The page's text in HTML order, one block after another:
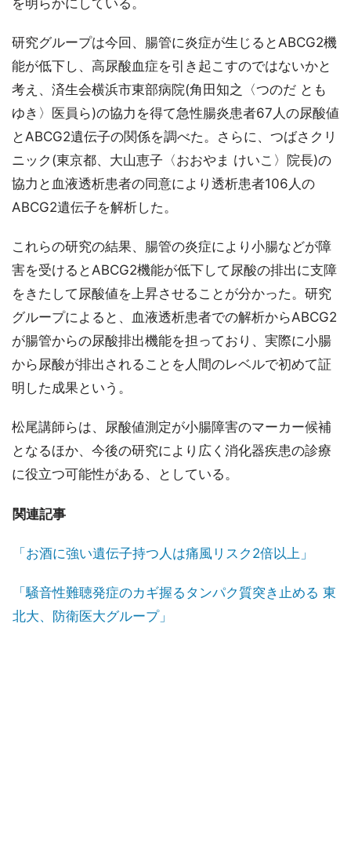
を明らかにしている。
研究グループは今回、腸管に炎症が生じるとABCG2機
能が低下し、高尿酸血症を引き起こすのではないかと
考え、済生会横浜市東部病院(角田知之〈つのだ とも
ゆき〉医員ら)の協力を得て急性腸炎患者67人の尿酸値
とABCG2遺伝子の関係を調べた。さらに、つばさクリ
ニック(東京都、大山恵子〈おおやま けいこ〉院長)の
協力と血液透析患者の同意により透析患者106人の
ABCG2遺伝子を解析した。
これらの研究の結果、腸管の炎症により小腸などが障
害を受けるとABCG2機能が低下して尿酸の排出に支障
をきたして尿酸値を上昇させることが分かった。研究
グループによると、血液透析患者での解析からABCG2
が腸管からの尿酸排出機能を担っており、実際に小腸
から尿酸が排出されることを人間のレベルで初めて証
明した成果という。
松尾講師らは、尿酸値測定が小腸障害のマーカー候補
となるほか、今後の研究により広く消化器疾患の診療
に役立つ可能性がある、としている。
関連記事
「お酒に強い遺伝子持つ人は痛風リスク2倍以上」
「騒音性難聴発症のカギ握るタンパク質突き止める 東
北大、防衛医大グループ」